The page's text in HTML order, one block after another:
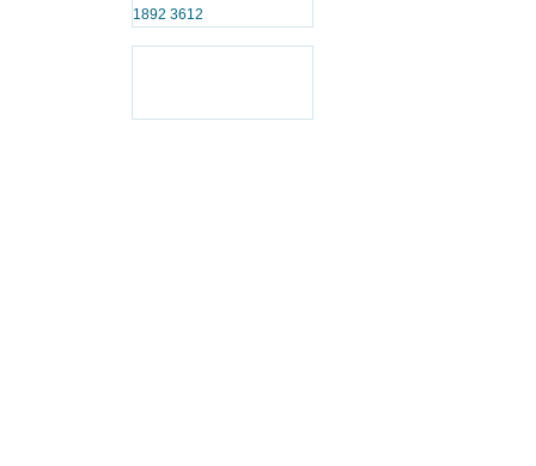
1892 3612